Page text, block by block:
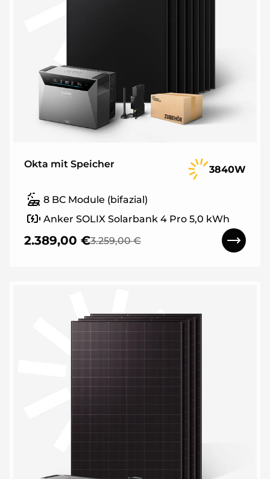
Okta mit Speicher 3840W
8 BC Module (bifazial)
Anker SOLIX Solarbank 4 Pro 5,0 kWh
2.389,00 €3.259,00 €